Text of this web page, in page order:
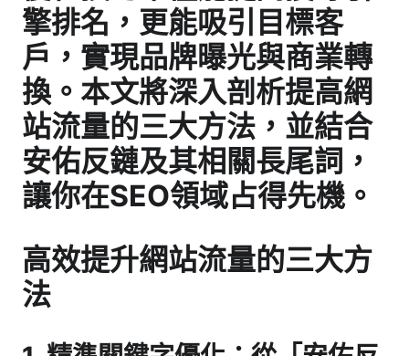
擎排名，更能吸引目標客
戶，實現品牌曝光與商業轉
換。本文將深入剖析提高網
站流量的三大方法 ，並結合
安佑反鏈及其相關長尾詞，
讓你在SEO領域占得先機。
高效提升網站流量的三大方
法